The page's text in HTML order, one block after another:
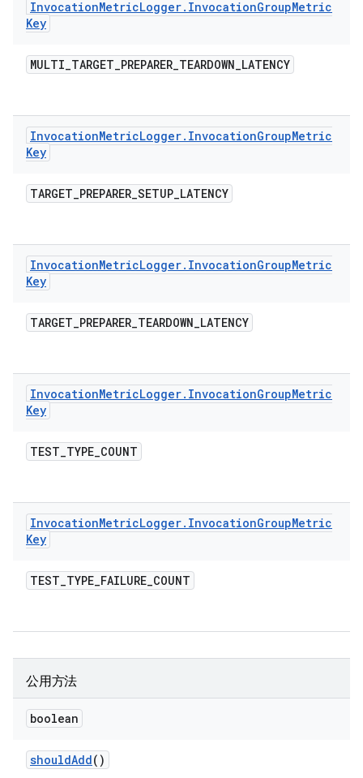
InvocationMetricLogger. InvocationGroupMetric
Key
MULTI_TARGET_PREPARER_TEARDOWN_LATENCY
InvocationMetricLogger. InvocationGroupMetric
Key
TARGET_PREPARER_SETUP_LATENCY
InvocationMetricLogger. InvocationGroupMetric
Key
TARGET_PREPARER_TEARDOWN_LATENCY
InvocationMetricLogger. InvocationGroupMetric
Key
TEST_TYPE_COUNT
InvocationMetricLogger. InvocationGroupMetric
Key
TEST_TYPE_FAILURE_COUNT
公用方法
boolean
shouldAdd()